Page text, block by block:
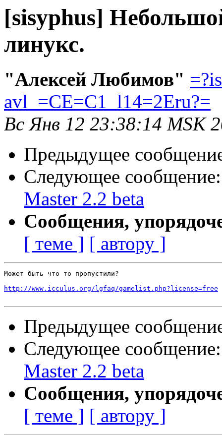
[sisyphus]
линукс.
"Алексей Любимов"
avl_=CE=C1_l14=2Eru?=
Вс Янв 12 23:38:14 MSK
Предыдущее
Следующее
Master 2.2 beta
Сообщения,
[ теме ] [ автору ]
Может быть что то пропустили?
http://www.icculus.org/lgfaq/gamelist.php?license=free
Предыдущее
Следующее
Master 2.2 beta
Сообщения,
[ теме ] [ автору ]